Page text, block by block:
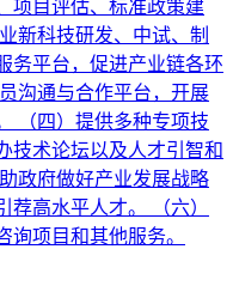
项目评估、标准政策建
新科技研发、中试、制
务平台，促进产业链各环
沟通与合作平台，开展
（四）提供多种专项技
技术论坛以及人才引智和
政府做好产业发展战略
高水平人才。 （六）
询项目和其他服务。